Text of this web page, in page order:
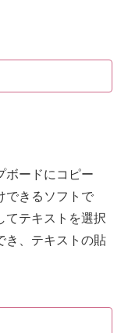
ボードにコピー
できるソフトで
てテキストを選択
き、テキストの貼